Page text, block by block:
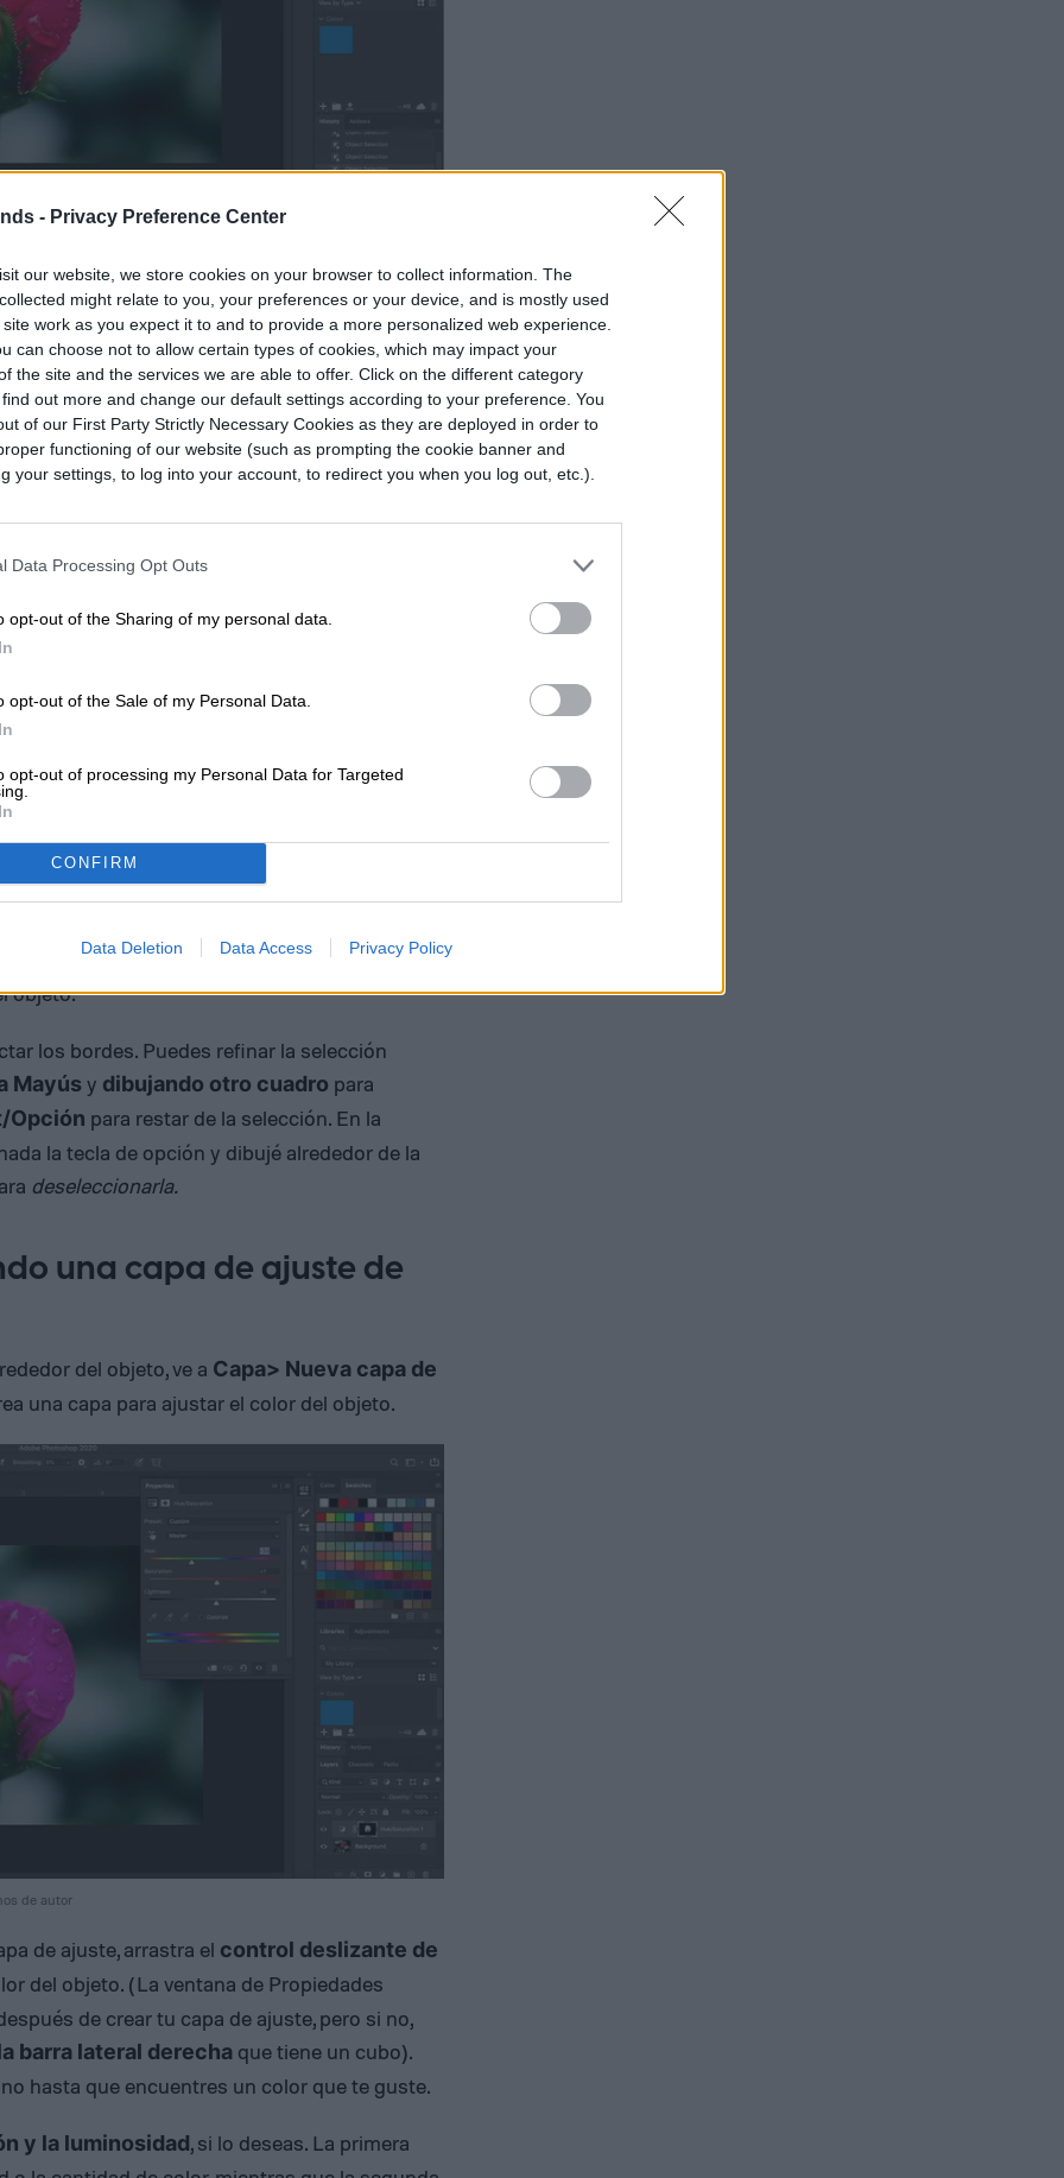
- Privacy Preference Center
our website, we store cookies on your browser to collect information. The
might relate to you, your preferences or your device, and is mostly used
work as you expect it to and to provide a more personalized web experience.
can choose not to allow certain types of cookies, which may impact your
the site and the services we are able to offer. Click on the different category
out more and change our default settings according to your preference. You
of our First Party Strictly Necessary Cookies as they are deployed in order to
functioning of our website (such as prompting the cookie banner and
your settings, to log into your account, to redirect you when you log out, etc.).
Data Processing Opt Outs
opt-out of the Sharing of my personal data.
opt-out of the Sale of my Personal Data.
opt-out of processing my Personal Data for Targeted
CONFIRM
Data Deletion Data Access Privacy Policy
de autor
laHerramienta de selección de objetos.
selección: mantén presionado el icono para
aSelección de objetos.
objeto que deseas ajustar. Asegúrate que todo
los mejores resultados si dibujas el
objeto.
los bordes. Puedes refinar la selección
Mayúsy dibujando otro cuadro para
Opción para restar de la selección. En la
la tecla de opción y dibujé alrededor de la
deseleccionarla.
una capa de ajuste de
del objeto, ve a Capa> Nueva capa de
una capa para ajustar el color del objeto.
de autor
de ajuste, arrastra el control deslizante de
del objeto. (La ventana de Propiedades
de crear tu capa de ajuste, pero si no,
barra lateral derecha que tiene un cubo).
hasta que encuentres un color que te guste.
y la luminosidad, si lo deseas. La primera